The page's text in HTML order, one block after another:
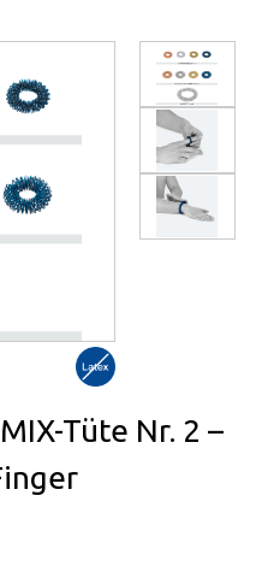
Tüte Nr. 2 –